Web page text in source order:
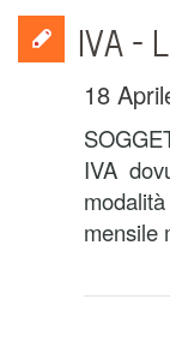
IVA –
18
IVA
mensile